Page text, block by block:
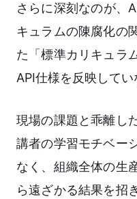
さらに深刻なのが、
キュラムの陳腐化の
た「標準カリキュラ
API仕様を反映してい
現場の課題と乖離し
講者の学習モチベー
なく、組織全体の生
ら遠ざかる結果を招